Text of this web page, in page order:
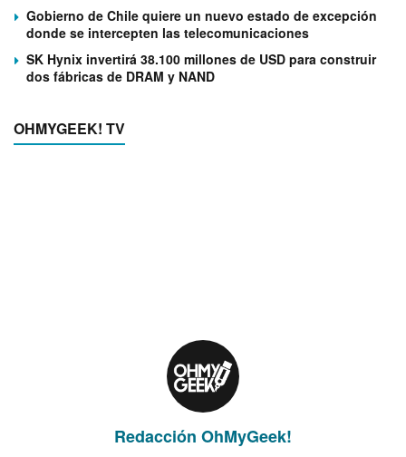
Gobierno de Chile quiere un nuevo estado de excepción
donde se intercepten las telecomunicaciones
SK Hynix invertirá 38.100 millones de USD para construir
dos fábricas de DRAM y NAND
OHMYGEEK! TV
Redacción OhMyGeek!